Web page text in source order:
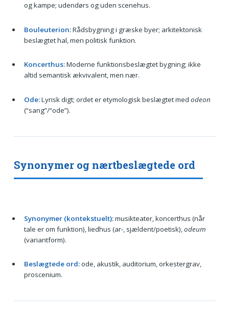
og kampe; udendørs og uden scenehus.
Bouleuterion:Rådsbygning i græske byer; arkitektonisk
beslægtet hal, men politisk funktion.
Koncerthus:Moderne funktionsbeslægtet bygning; ikke
altid semantisk ækvivalent, men nær.
Ode:Lyrisk digt; ordet er etymologisk beslægtet med odeon
(“sang”/“ode”).
Synonymer og nærtbeslægtede ord
Synonymer (kontekstuelt):musikteater, koncerthus (når
tale er om funktion), liedhus (ar-, sjældent/poetisk),odeum
(variantform).
Beslægtede ord:ode, akustik, auditorium, orkestergrav,
proscenium.